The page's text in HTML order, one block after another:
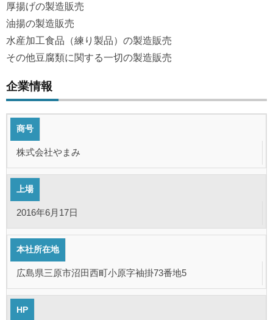
厚揚げの製造販売
油揚の製造販売
水産加工食品（練り製品）の製造販売
その他豆腐類に関する一切の製造販売
企業情報
商号
株式会社やまみ
上場
2016年6月17日
本社所在地
広島県三原市沼田西町小原字袖掛73番地5
HP